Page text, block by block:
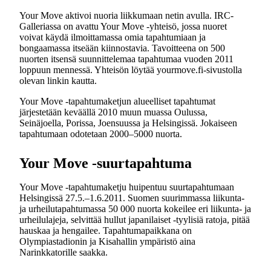
Your Move aktivoi nuoria liikkumaan netin avulla. IRC-
Galleriassa on avattu Your Move -yhteisö, jossa nuoret
voivat käydä ilmoittamassa omia tapahtumiaan ja
bongaamassa itseään kiinnostavia. Tavoitteena on 500
nuorten itsensä suunnittelemaa tapahtumaa vuoden 2011
loppuun mennessä. Yhteisön löytää yourmove.fi-sivustolla
olevan linkin kautta.
Your Move -tapahtumaketjun alueelliset tapahtumat
järjestetään keväällä 2010 muun muassa Oulussa,
Seinäjoella, Porissa, Joensuussa ja Helsingissä. Jokaiseen
tapahtumaan odotetaan 2000–5000 nuorta.
Your Move -suurtapahtuma
Your Move -tapahtumaketju huipentuu suurtapahtumaan
Helsingissä 27.5.–1.6.2011. Suomen suurimmassa liikunta-
ja urheilutapahtumassa 50 000 nuorta kokeilee eri liikunta- ja
urheilulajeja, selvittää hullut japanilaiset -tyylisiä ratoja, pitää
hauskaa ja hengailee. Tapahtumapaikkana on
Olympiastadionin ja Kisahallin ympäristö aina
Narinkkatorille saakka.